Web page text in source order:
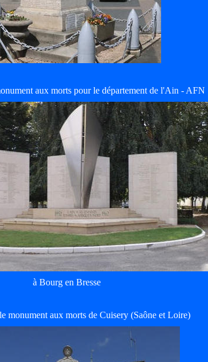
aux morts pour le département de l'Ain - AFN
à Bourg en Bresse
monument aux morts de Cuisery (Saône et Loire)